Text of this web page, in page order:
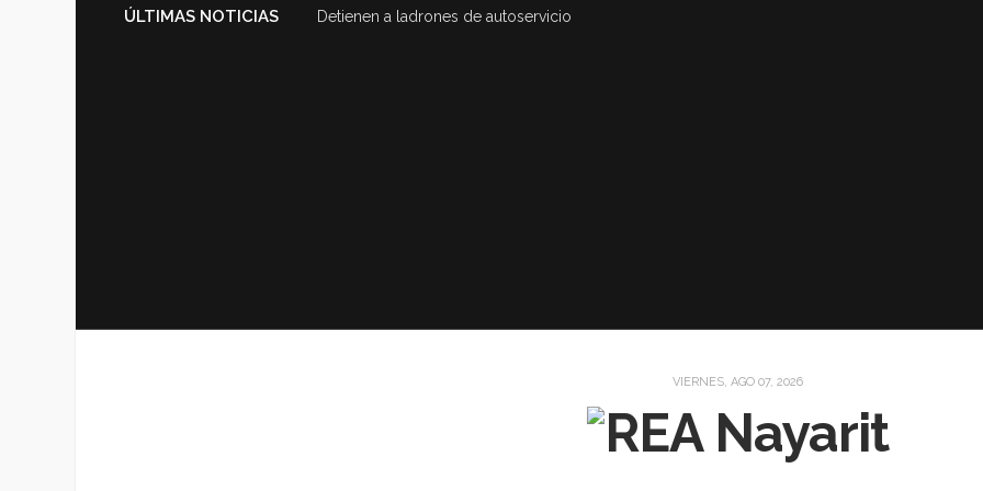
ÚLTIMAS NOTICIAS Detienen a ladrones de autoservicio
VIERNES, AGO 07, 2026